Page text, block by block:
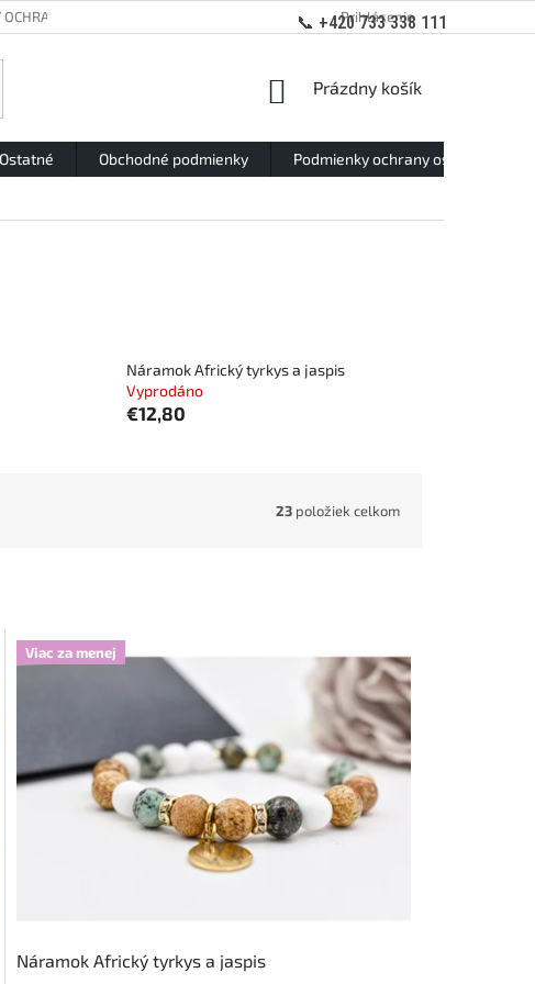
📞 +420 733 338 111
OSOBNÝCH ÚDAJOV Prihlásenie
NÁKUPNÝ
Prázdny košík
Ostatné Obchodné podmienky Podmienky ochrany osobných
Náramok Africký tyrkys a jaspis
Vyprodáno
€12,80
23 položiek celkom
Viac za menej
Náramok Africký tyrkys a jaspis